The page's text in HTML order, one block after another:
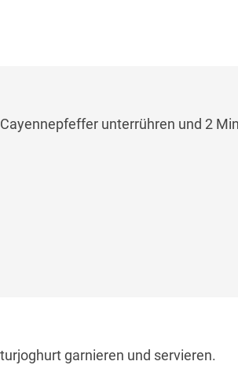
unterrühren und 2
garnieren und servieren.